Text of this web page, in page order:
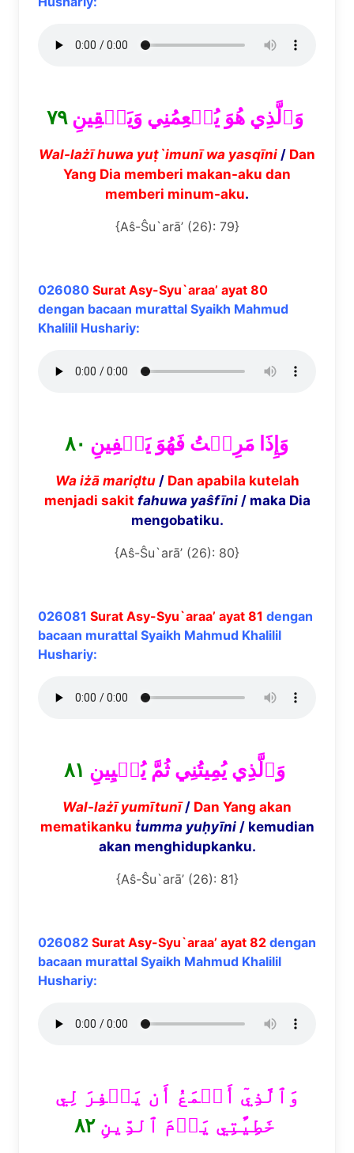
وَٱلَّذِي هُوَ يُطۡعِمُنِي وَيَسۡقِينِ٧٩
Wal-lażīhuwa yuṭ `imunīwa yasqīni / Dan
Yang Dia memberi makan-aku dan
memberi minum-aku.
{Aŝ-Ŝu`arā’ (26): 79}
026080 Surat Asy-Syu`araa’ ayat 80
dengan bacaan murattal Syaikh Mahmud
Khalilil Hushariy:
وَإِذَا مَرِضۡتُ فَهُوَ يَشۡفِينِ ٨٠
Wa iżāmariḍtu/ Dan apabila kutelah
menjadi sakit fahuwa yaŝfīni/ maka Dia
mengobatiku.
{Aŝ-Ŝu`arā’ (26): 80}
026081 Surat Asy-Syu`araa’ ayat 81 dengan
bacaan murattal Syaikh Mahmud Khalilil
Hushariy:
وَٱلَّذِي يُمِيتُنِي ثُمَّ يُحۡيِينِ ٨١
Wal-lażīyumītunī/ Dan Yang akan
mematikanku ṫumma yuḥyīni/ kemudian
akan menghidupkanku.
{Aŝ-Ŝu`arā’ (26): 81}
026082 Surat Asy-Syu`araa’ ayat 82 dengan
bacaan murattal Syaikh Mahmud Khalilil
Hushariy:
وَٱلَّذِيٓ أَطۡمَعُ أَن يَغۡفِرَ لِي
خَطِيٓ‍َٔتِي يَوۡمَ ٱلدِّينِ٨٢